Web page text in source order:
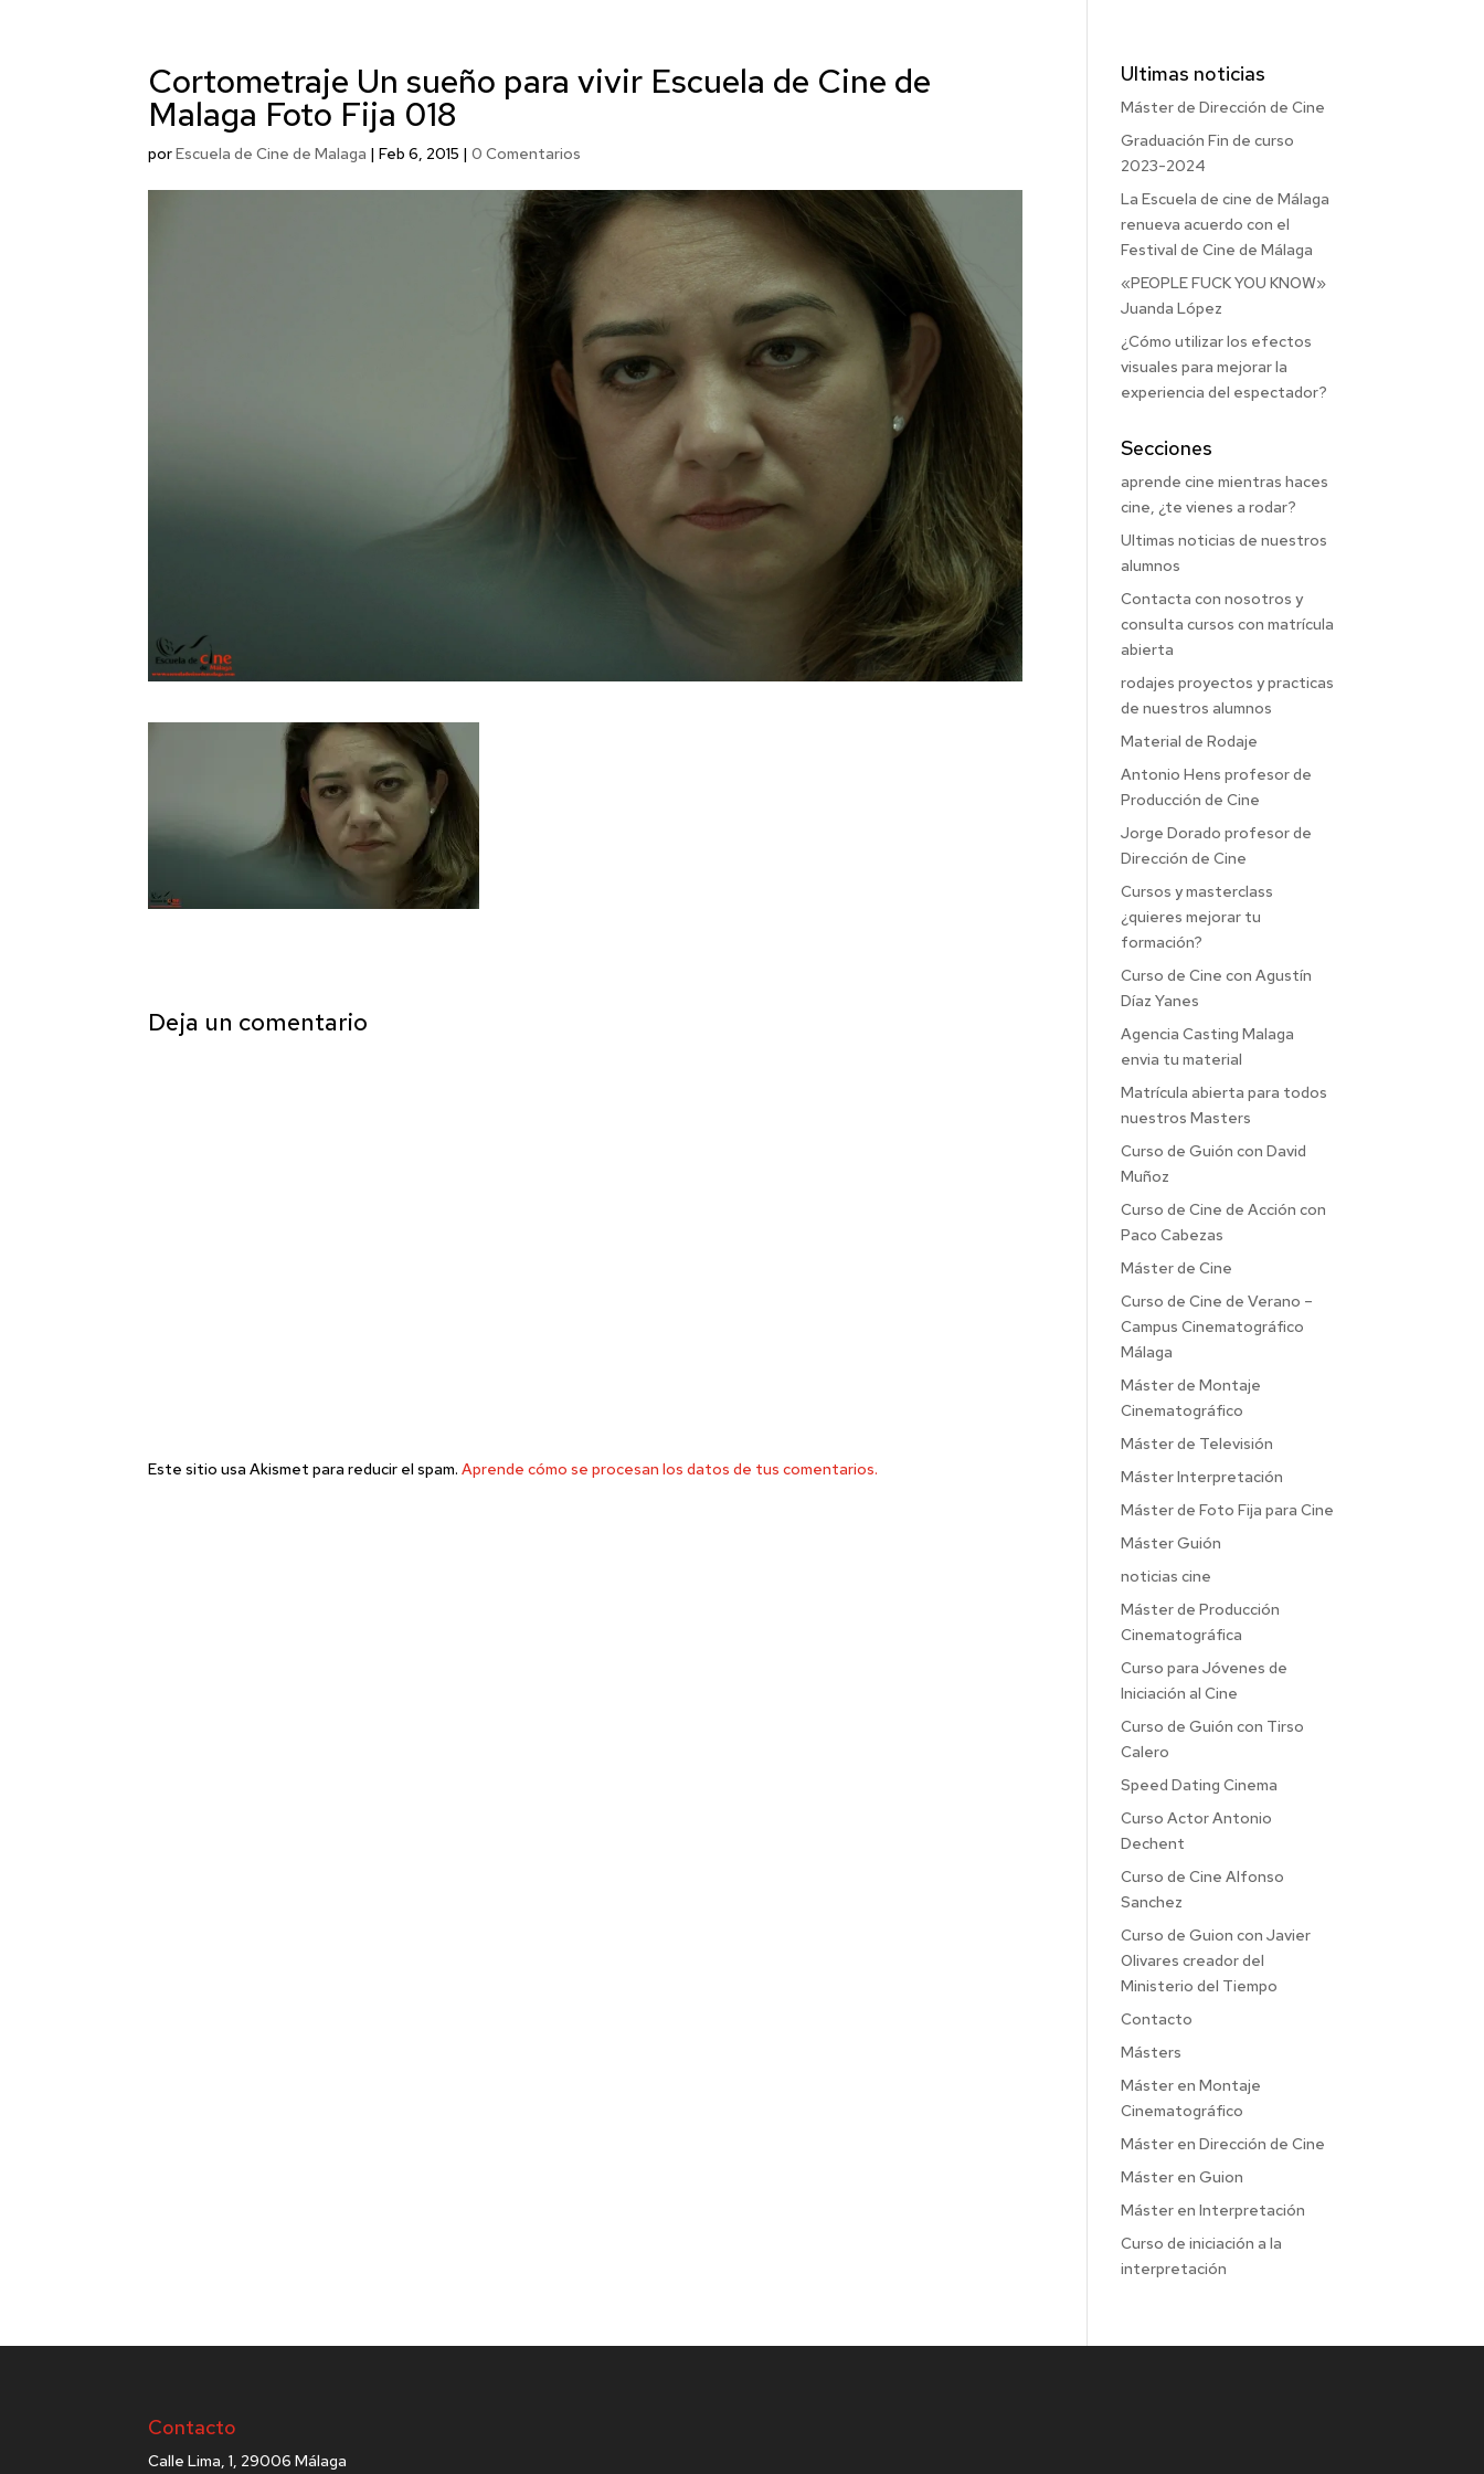
Cortometraje Un sueño para vivir Escuela de Cine de
Malaga Foto Fija 018
porEscuela de Cine de Malaga |Feb 6, 2015 |0 Comentarios
Deja un comentario
Este sitio usa Akismet para reducir el spam.Aprende cómo se procesan los datos de tus comentarios.
Ultimas noticias
Máster de Dirección de Cine
Graduación Fin de curso
2023-2024
La Escuela de cine de Málaga
renueva acuerdo con el
Festival de Cine de Málaga
«PEOPLE FUCK YOU KNOW»
Juanda López
¿Cómo utilizar los efectos
visuales para mejorar la
experiencia del espectador?
Secciones
aprende cine mientras haces
cine, ¿te vienes a rodar?
Ultimas noticias de nuestros
alumnos
Contacta con nosotros y
consulta cursos con matrícula
abierta
rodajes proyectos y practicas
de nuestros alumnos
Material de Rodaje
Antonio Hens profesor de
Producción de Cine
Jorge Dorado profesor de
Dirección de Cine
Cursos y masterclass
¿quieres mejorar tu
formación?
Curso de Cine con Agustín
Díaz Yanes
Agencia Casting Malaga
envia tu material
Matrícula abierta para todos
nuestros Masters
Curso de Guión con David
Muñoz
Curso de Cine de Acción con
Paco Cabezas
Máster de Cine
Curso de Cine de Verano –
Campus Cinematográfico
Málaga
Máster de Montaje
Cinematográfico
Máster de Televisión
Máster Interpretación
Máster de Foto Fija para Cine
Máster Guión
noticias cine
Máster de Producción
Cinematográfica
Curso para Jóvenes de
Iniciación al Cine
Curso de Guión con Tirso
Calero
Speed Dating Cinema
Curso Actor Antonio
Dechent
Curso de Cine Alfonso
Sanchez
Curso de Guion con Javier
Olivares creador del
Ministerio del Tiempo
Contacto
Másters
Máster en Montaje
Cinematográfico
Máster en Dirección de Cine
Máster en Guion
Máster en Interpretación
Curso de iniciación a la
interpretación
Contacto
Calle Lima, 1, 29006 Málaga